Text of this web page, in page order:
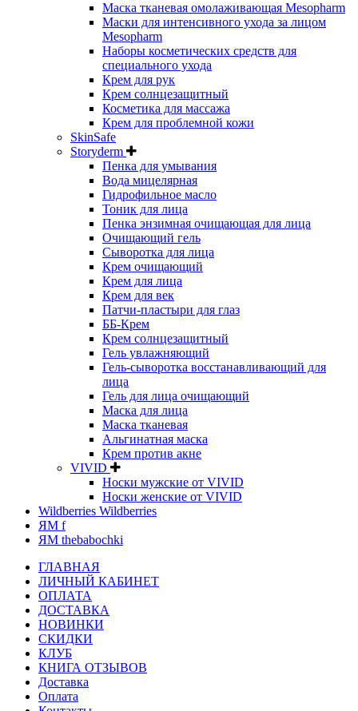
Маска тканевая омолаживающая Mesopharm
Маски для интенсивного ухода за лицом
Mesopharm
Наборы косметических средств для
специального ухода
Крем для рук
Крем солнцезащитный
Косметика для массажа
Крем для проблемной кожи
SkinSafe
Storyderm
Пенка для умывания
Вода мицелярная
Гидрофильное масло
Тоник для лица
Пенка энзимная очищающая для лица
Очищающий гель
Сыворотка для лица
Крем очищающий
Крем для лица
Крем для век
Патчи-пластыри для глаз
ББ-Крем
Крем солнцезащитный
Гель увлажняющий
Гель-сыворотка восстанавливающий для
лица
Гель для лица очищающий
Маска для лица
Маска тканевая
Альгинатная маска
Крем против акне
VIVID
Носки мужские от VIVID
Носки женские от VIVID
Wildberries Wildberries
ЯМ f
ЯМ thebabochki
ГЛАВНАЯ
ЛИЧНЫЙ КАБИНЕТ
ОПЛАТА
ДОСТАВКА
НОВИНКИ
СКИДКИ
КЛУБ
КНИГА ОТЗЫВОВ
Доставка
Оплата